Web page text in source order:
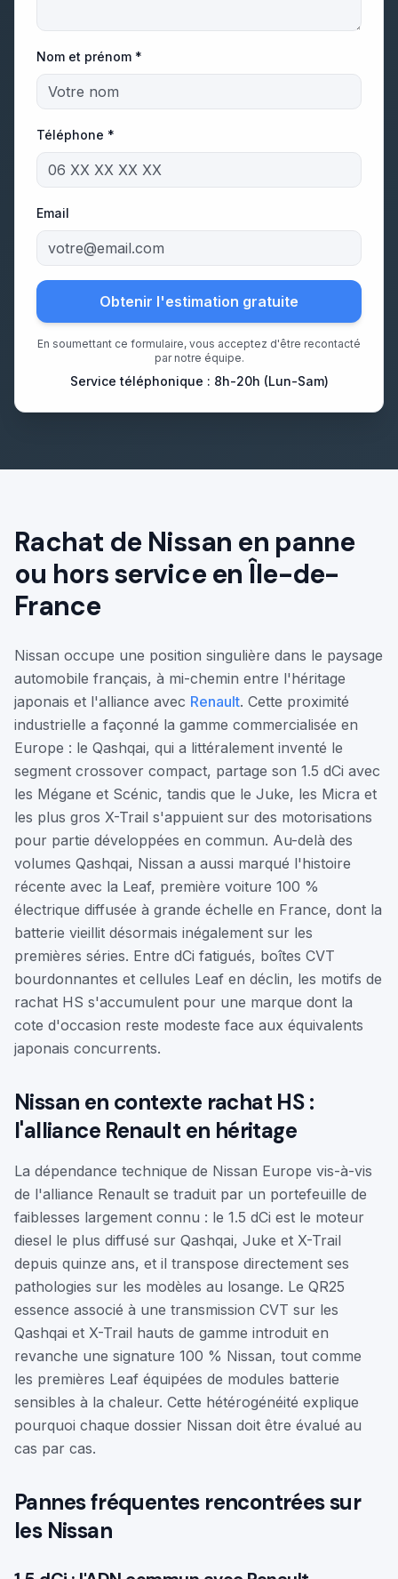
Nom et prénom *
Téléphone *
Email
Obtenir l'estimation gratuite
En soumettant ce formulaire, vous acceptez d'être recontacté
par notre équipe.
Service téléphonique : 8h-20h (Lun-Sam)
Rachat de Nissan en panne
ou hors service en Île-de-
France
Nissan occupe une position singulière dans le paysage
automobile français, à mi-chemin entre l'héritage
japonais et l'alliance avec Renault. Cette proximité
industrielle a façonné la gamme commercialisée en
Europe : le Qashqai, qui a littéralement inventé le
segment crossover compact, partage son 1.5 dCi avec
les Mégane et Scénic, tandis que le Juke, les Micra et
les plus gros X-Trail s'appuient sur des motorisations
pour partie développées en commun. Au-delà des
volumes Qashqai, Nissan a aussi marqué l'histoire
récente avec la Leaf, première voiture 100 %
électrique diffusée à grande échelle en France, dont la
batterie vieillit désormais inégalement sur les
premières séries. Entre dCi fatigués, boîtes CVT
bourdonnantes et cellules Leaf en déclin, les motifs de
rachat HS s'accumulent pour une marque dont la
cote d'occasion reste modeste face aux équivalents
japonais concurrents.
Nissan en contexte rachat HS :
l'alliance Renault en héritage
La dépendance technique de Nissan Europe vis-à-vis
de l'alliance Renault se traduit par un portefeuille de
faiblesses largement connu : le 1.5 dCi est le moteur
diesel le plus diffusé sur Qashqai, Juke et X-Trail
depuis quinze ans, et il transpose directement ses
pathologies sur les modèles au losange. Le QR25
essence associé à une transmission CVT sur les
Qashqai et X-Trail hauts de gamme introduit en
revanche une signature 100 % Nissan, tout comme
les premières Leaf équipées de modules batterie
sensibles à la chaleur. Cette hétérogénéité explique
pourquoi chaque dossier Nissan doit être évalué au
cas par cas.
Pannes fréquentes rencontrées sur
les Nissan